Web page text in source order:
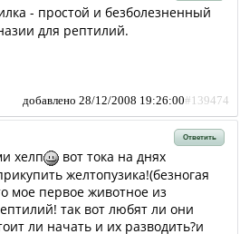
- простой и безболезненный
для рептилий.
добавлено 28/12/2008 19:26:00#139474
Ответить
хелп
вот тока на днях
желтопузика!(безногая
мое первое животное из
так вот любят ли они
ли начать и их разводить?и